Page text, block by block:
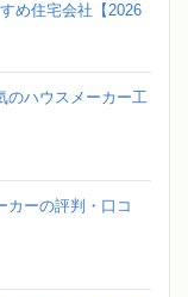
め住宅会社【2026
のハウスメーカー工
カーの評判・口コ